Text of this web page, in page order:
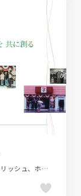
LP・特集ページ、オレンジ系、グリーン系、スタイリッシュ、ホワイト系、ポップ、飲食店・グルメ・ウェディング